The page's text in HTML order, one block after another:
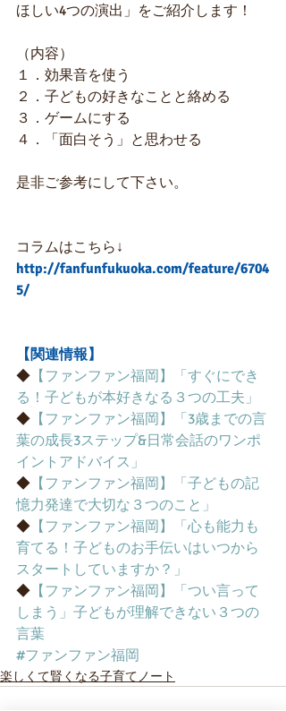
ほしい4つの演出」をご紹介します！
（内容）
１．効果音を使う
２．子どもの好きなことと絡める
３．ゲームにする
４．「面白そう」と思わせる
是非ご参考にして下さい。
コラムはこちら↓
http://fanfunfukuoka.com/feature/6704
5/
【関連情報】
◆ 【ファンファン福岡】「すぐにでき
る！子どもが本好きなる３つの工夫」
◆ 【ファンファン福岡】「3歳までの言
葉の成長3ステップ&日常会話のワンポ
イントアドバイス」
◆ 【ファンファン福岡】「子どもの記
憶力発達で大切な３つのこと」
◆ 【ファンファン福岡】「心も能力も
育てる！子どものお手伝いはいつから
スタートしていますか？」
◆ 【ファンファン福岡】「つい言って
しまう」子どもが理解できない３つの
言葉
#ファンファン福岡
楽しくて賢くなる子育てノート